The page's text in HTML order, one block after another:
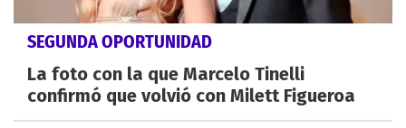
SEGUNDA OPORTUNIDAD
La foto con la que Marcelo Tinelli
confirmó que volvió con Milett Figueroa